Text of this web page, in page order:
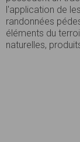
l'application de
randonnées
éléments du
naturelles,